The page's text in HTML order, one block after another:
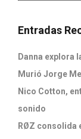
Entradas
Danna explora
Murió Jorge
Nico Cotton,
sonido
RØZ consolida